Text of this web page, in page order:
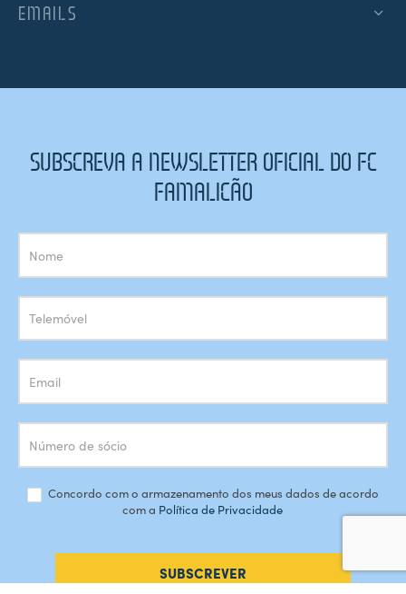
EMAILS
SUBSCREVA A NEWSLETTER OFICIAL DO FC
FAMALICÃO
Subscrição
Newsletter
Concordo com o armazenamento dos meus dados de acordo
com a Política de Privacidade
SUBSCREVER